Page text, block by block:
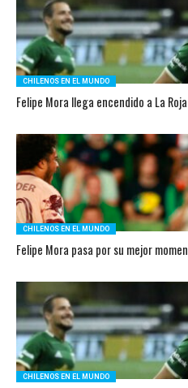
CHILENOS EN EL MUNDO
Felipe Mora llega encendido a La
CHILENOS EN EL MUNDO
Felipe Mora pasa por su mejor
CHILENOS EN EL MUNDO